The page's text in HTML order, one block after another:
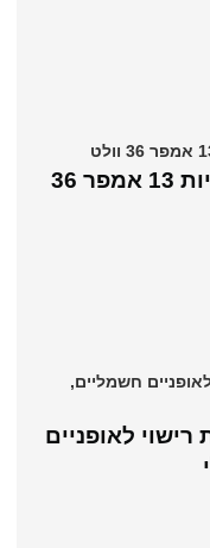
סוללה צרה לאופניים חשמליות 13 אמפר 36
לאופניים